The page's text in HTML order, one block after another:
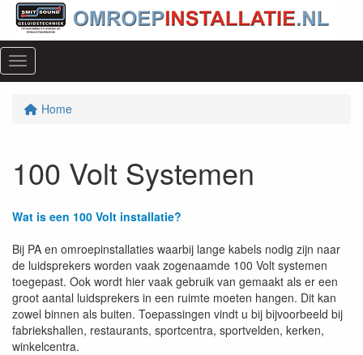
Menu
Home
100 Volt Systemen
Wat is een 100 Volt installatie?
Bij PA en omroepinstallaties waarbij lange kabels nodig zijn naar
de luidsprekers worden vaak zogenaamde 100 Volt systemen
toegepast. Ook wordt hier vaak gebruik van gemaakt als er een
groot aantal luidsprekers in een ruimte moeten hangen. Dit kan
zowel binnen als buiten. Toepassingen vindt u bij bijvoorbeeld bij
fabriekshallen, restaurants, sportcentra, sportvelden, kerken,
winkelcentra.